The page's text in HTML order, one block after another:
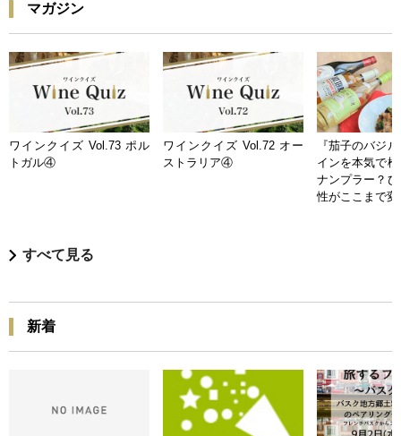
マガジン
ワインクイズ Vol.73 ポル
トガル④
ワインクイズ Vol.72 オー
ストラリア④
『茄子のバジ
インを本気で
ナンプラー？
性がここまで
すべて見る
新着